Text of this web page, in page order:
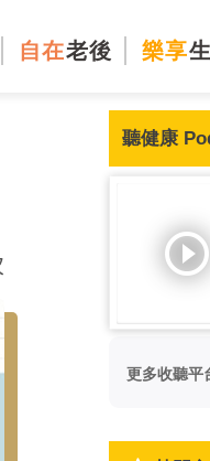
自在老後 樂享
聽健康
更多收聽平